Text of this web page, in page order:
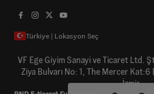
Türkiye | Lokasyon Seç
VF Ege Giyim Sanayi ve Ticaret Ltd.
Ziya Bulvarı No: 1, The Mercer
İzmir